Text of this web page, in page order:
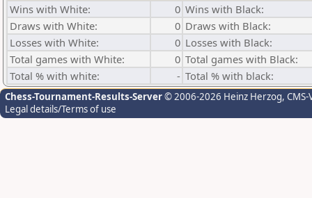
Wins with White:
0 Wins with Black:
Draws with White:
0 Draws with Black:
Losses with White:
0 Losses with Black:
Total games with White:
0 Total games with Black:
Total % with white:
- Total % with black:
Chess-Tournament-Results-Server© 2006-2026 Heinz Herzog,
Legal details/Terms of use